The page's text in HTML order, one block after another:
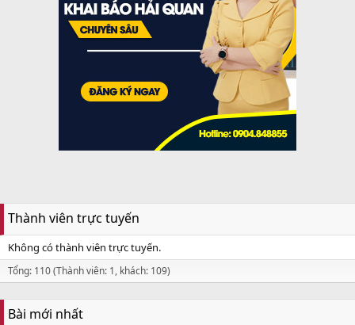
Thành viên trực tuyến
Không có thành viên trực tuyến.
Tổng: 110 (Thành viên: 1, khách: 109)
Bài mới nhất